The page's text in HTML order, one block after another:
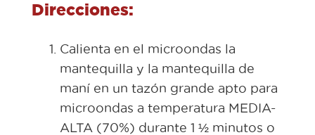
Direcciones:
Calienta en el microondas la
mantequilla y la mantequilla de
maní en un tazón grande apto para
microondas a temperatura MEDIA-
ALTA (70%) durante 1 ½ minutos o